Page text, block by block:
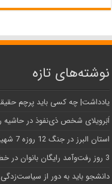
نوشته‌های تازه
یادداشت| ‌چه کسی باید پرچم
اَبَر‌ویلای شخص ذی‌نفوذ در
استان البرز در جنگ 12 روزه 7 شهید دانشجو تقدیم انقلاب کرد
3 روز رفت‌وآمد رایگان بانوان در خطوط اتوبوسرانی شهری کرج
دانشجو باید به دور از